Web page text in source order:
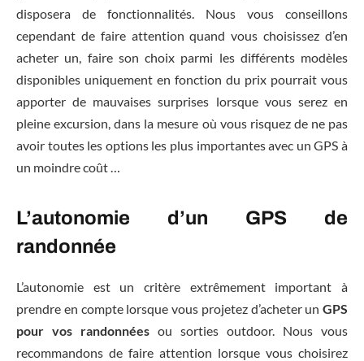
disposera de fonctionnalités. Nous vous conseillons
cependant de faire attention quand vous choisissez d’en
acheter un, faire son choix parmi les différents modèles
disponibles uniquement en fonction du prix pourrait vous
apporter de mauvaises surprises lorsque vous serez en
pleine excursion, dans la mesure où vous risquez de ne pas
avoir toutes les options les plus importantes avec un GPS à
un moindre coût …
L’autonomie d’un GPS de
randonnée
L’autonomie est un critère extrêmement important à
prendre en compte lorsque vous projetez d’acheter un GPS
pour vos randonnées ou sorties outdoor. Nous vous
recommandons de faire attention lorsque vous choisirez